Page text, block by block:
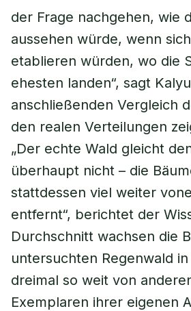
der Frage nachgehen, wie
aussehen würde, wenn
etablieren würden, wo die
ehesten landen“, sagt
anschließenden Vergleich
den realen Verteilungen
„Der echte Wald gleicht
überhaupt nicht – die
stattdessen viel weiter
entfernt“, berichtet der
Durchschnitt wachsen die
untersuchten Regenwald
dreimal so weit von
Exemplaren ihrer eigenen